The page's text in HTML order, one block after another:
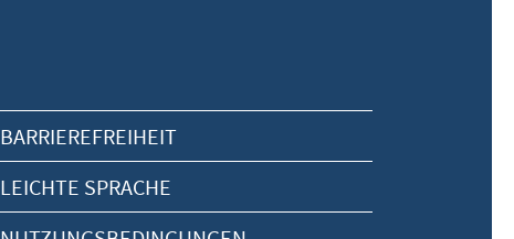
BARRIEREFREIHEIT
LEICHTE SPRACHE